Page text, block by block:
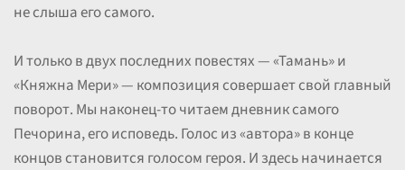
не слыша его самого.
И только в двух последних повестях — «Тамань» и
«Княжна Мери» — композиция совершает свой главный
поворот. Мы наконец-то читаем дневник самого
Печорина, его исповедь. Голос из «автора» в конце
концов становится голосом героя. И здесь начинается